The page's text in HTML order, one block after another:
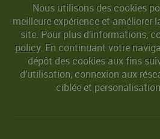
Nous utilisons des cookies
meilleure expérience et améliorer
site. Pour plus d’informations,
policy. En continuant votre
dépôt des cookies aux fins
d’utilisation, connexion aux
ciblée et